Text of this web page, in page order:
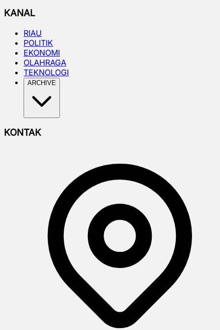
KANAL
RIAU
POLITIK
EKONOMI
OLAHRAGA
TEKNOLOGI
ARCHIVE
KONTAK